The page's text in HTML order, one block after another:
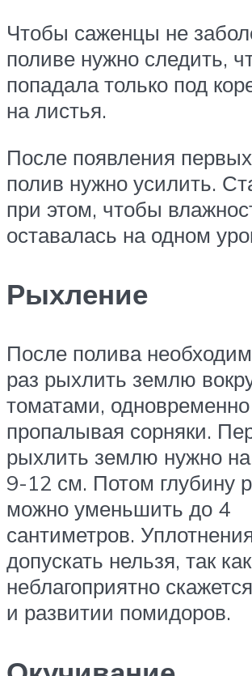
Чтобы саженцы не
поливе нужно следить,
попадала только под
на листья.
После появления
полив нужно усилить.
при этом, чтобы
оставалась на одном
Рыхление
После полива
раз рыхлить землю
томатами, одновременно
пропалывая сорняки.
рыхлить землю нужно на
9-12 см. Потом глубину
можно уменьшить до 4
сантиметров.
допускать нельзя, так
неблагоприятно
и развитии помидоров.